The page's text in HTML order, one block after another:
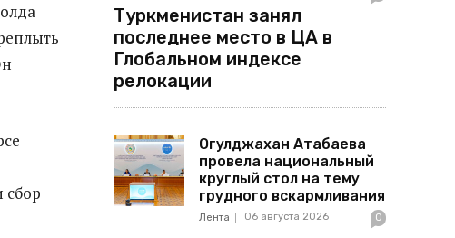
сбор
Туркменистан занял
последнее место в ЦА в
Глобальном индексе
релокации
Огулджахан Атабаева
провела национальный
круглый стол на тему
грудного вскармливания
Лента 06 августа 2026 0